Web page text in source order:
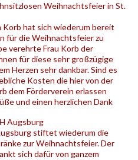
Weihnachtsfeier in St.
Korb hat sich wiederum bereit
für die Weihnachtsfeier zu
verehrte Frau Korb der
für diese sehr großzügige
Herzen sehr dankbar. Sind es
Kosten die hier von der
dem Förderverein erlassen
und einen herzlichen Dank
Augsburg
stiftet wiederum die
zur Weihnachtsfeier. Der
sich dafür von ganzem